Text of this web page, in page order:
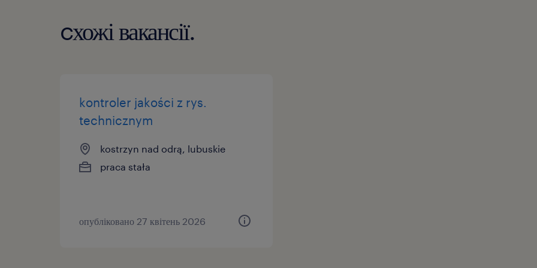
cхожі вакансії.
kontroler jakości z rys.
technicznym
kostrzyn nad odrą, lubuskie
praca stała
опубліковано 27 квітень 2026